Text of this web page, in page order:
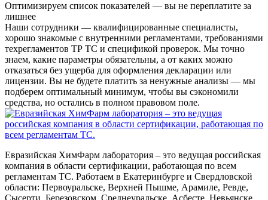
Оптимизируем список показателей — вы не переплатите за
лишнее
Наши сотрудники — квалифицированные специалисты,
хорошо знакомые с внутренними регламентами, требованиями
техрегламентов ТР ТС и спецификой проверок. Мы точно
знаем, какие параметры обязательны, а от каких можно
отказаться без ущерба для оформления декларации или
лицензии. Вы не будете платить за ненужные анализы — мы
подберем оптимальный минимум, чтобы вы сэкономили
средства, но остались в полном правовом поле.
Евразийская ХимФарм лаборатория – это ведущая российская
компания в области сертификации, работающая по всем
регламентам ТС. Работаем в Екатеринбурге и Свердловской
области: Первоуральске, Верхней Пышме, Арамиле, Ревде,